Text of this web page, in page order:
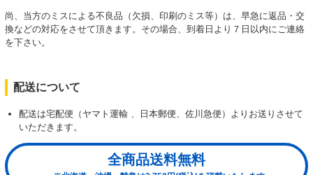
尚、当方のミスによる不良品（欠損、印刷のミス等）は、早急に返品・交
換などの対応をさせて頂きます。その場合、到着日より７日以内にご連絡
を下さい。
配送について
配送は宅配便（ヤマト運輸 、日本郵便、佐川急便）よりお送りさせて
いただきます。
全商品送料無料